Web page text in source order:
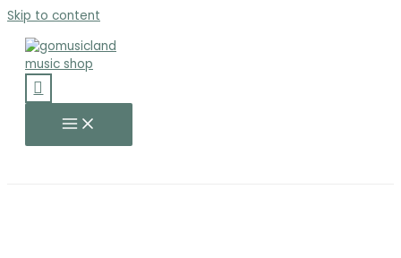
Skip to content